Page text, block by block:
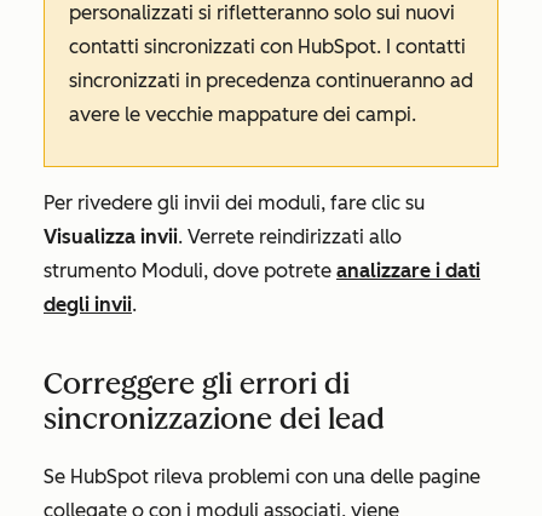
personalizzati si rifletteranno solo sui nuovi
contatti sincronizzati con HubSpot. I contatti
sincronizzati in precedenza continueranno ad
avere le vecchie mappature dei campi.
Per rivedere gli invii dei moduli, fare clic su
Visualizza invii. Verrete reindirizzati allo
strumento Moduli, dove potrete analizzare i dati
degli invii.
Correggere gli errori di
sincronizzazione dei lead
Se HubSpot rileva problemi con una delle pagine
collegate o con i moduli associati, viene